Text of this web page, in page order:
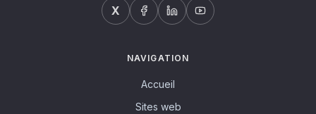
X
NAVIGATION
Accueil
Sites web